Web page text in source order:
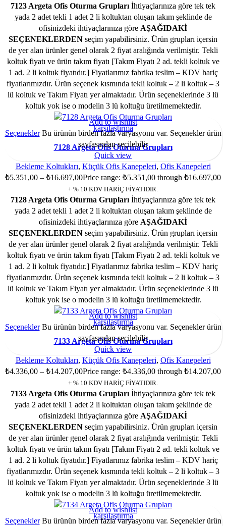
7123 Argeta Ofis Oturma Gruplarıİhtiyaçlarınıza göre tek tek
yada 2 adet tekli 1 adet 2 li koltuktan oluşan takım şeklinde de
ofisinizdeki ihtiyaçlarınıza göre AŞAĞIDAKİ
SEÇENEKLERDEN seçim yapabilirsiniz. Ürün grupları içersin
de yer alan ürünler genel olarak 2 fiyat aralığında verilmiştir. Tekli
koltuk fiyatı ve ürün takım fiyatı [Takım Fiyatı 2 ad. tekli koltuk ve
1 ad. 2 li koltuk fiyatıdır.] Fiyatlarımız fabrika teslim – KDV hariç
fiyatlarımızdır. Ürün seçenek kısmında tekli koltuk – 2 li koltuk – 3
lü koltuk ve Takım Fiyatı yer almaktadır. Ürün seçeneklerinde 3 lü
koltuk yok ise o modelin 3 lü koltuğu üretilmemektedir.
karşılaştırma
7128 Argeta Ofis Oturma Grupları
Bekleme Koltukları, Küçük Ofis Kanepeleri, Ofis Kanepeleri
₺5.351,00 – ₺16.697,00Price range: ₺5.351,00 through ₺16.697,00
+ % 10 KDV HARİÇ FİYATIDIR.
7128 Argeta Ofis Oturma Gruplarıİhtiyaçlarınıza göre tek tek
yada 2 adet tekli 1 adet 2 li koltuktan oluşan takım şeklinde de
ofisinizdeki ihtiyaçlarınıza göre AŞAĞIDAKİ
SEÇENEKLERDEN seçim yapabilirsiniz. Ürün grupları içersin
de yer alan ürünler genel olarak 2 fiyat aralığında verilmiştir. Tekli
koltuk fiyatı ve ürün takım fiyatı [Takım Fiyatı 2 ad. tekli koltuk ve
1 ad. 2 li koltuk fiyatıdır.] Fiyatlarımız fabrika teslim – KDV hariç
fiyatlarımızdır. Ürün seçenek kısmında tekli koltuk – 2 li koltuk – 3
lü koltuk ve Takım Fiyatı yer almaktadır. Ürün seçeneklerinde 3 lü
koltuk yok ise o modelin 3 lü koltuğu üretilmemektedir.
Add to wishlist
Seçenekler Bu ürünün birden fazla varyasyonu var. Seçenekler ürün
sayfasından seçilebilir
Quick view
karşılaştırma
7133 Argeta Ofis Oturma Grupları
Bekleme Koltukları, Küçük Ofis Kanepeleri, Ofis Kanepeleri
₺4.336,00 – ₺14.207,00Price range: ₺4.336,00 through ₺14.207,00
+ % 10 KDV HARİÇ FİYATIDIR.
7133 Argeta Ofis Oturma Gruplarıİhtiyaçlarınıza göre tek tek
yada 2 adet tekli 1 adet 2 li koltuktan oluşan takım şeklinde de
ofisinizdeki ihtiyaçlarınıza göre AŞAĞIDAKİ
SEÇENEKLERDEN seçim yapabilirsiniz. Ürün grupları içersin
de yer alan ürünler genel olarak 2 fiyat aralığında verilmiştir. Tekli
koltuk fiyatı ve ürün takım fiyatı [Takım Fiyatı 2 ad. tekli koltuk ve
1 ad. 2 li koltuk fiyatıdır.] Fiyatlarımız fabrika teslim – KDV hariç
fiyatlarımızdır. Ürün seçenek kısmında tekli koltuk – 2 li koltuk – 3
lü koltuk ve Takım Fiyatı yer almaktadır. Ürün seçeneklerinde 3 lü
koltuk yok ise o modelin 3 lü koltuğu üretilmemektedir.
Add to wishlist
Seçenekler Bu ürünün birden fazla varyasyonu var. Seçenekler ürün
sayfasından seçilebilir
Quick view
karşılaştırma
Add to wishlist
Seçenekler Bu ürünün birden fazla varyasyonu var. Seçenekler ürün